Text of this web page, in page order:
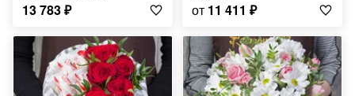
13 783₽ от 11 411 ₽